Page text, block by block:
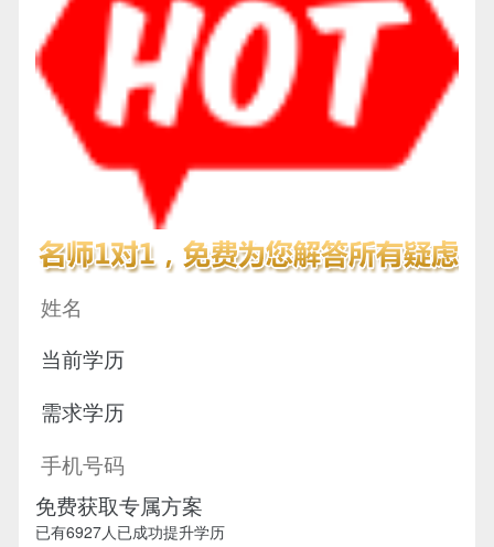
免费获取专属方案
已有6927人已成功提升学历